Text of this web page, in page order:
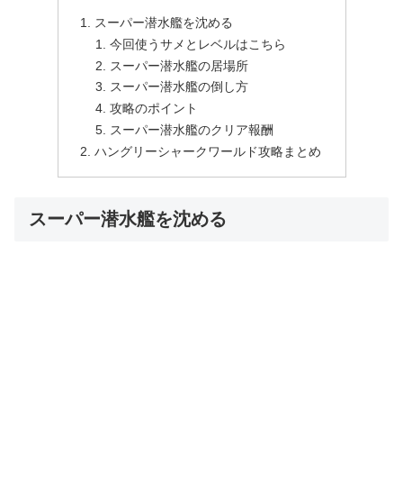
スーパー潜水艦を沈める
今回使うサメとレベルはこちら
スーパー潜水艦の居場所
スーパー潜水艦の倒し方
攻略のポイント
スーパー潜水艦のクリア報酬
ハングリーシャークワールド攻略まとめ
スーパー潜水艦を沈める